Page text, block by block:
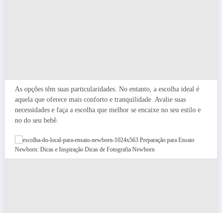
As opções têm suas particularidades. No entanto, a escolha ideal é
aquela que oferece mais conforto e tranquilidade. Avalie suas
necessidades e faça a escolha que melhor se encaixe no seu estilo e
no do seu bebê.